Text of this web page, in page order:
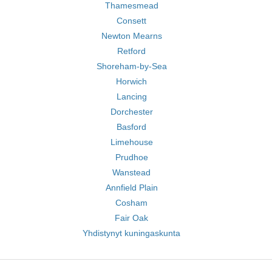
Thamesmead
Consett
Newton Mearns
Retford
Shoreham-by-Sea
Horwich
Lancing
Dorchester
Basford
Limehouse
Prudhoe
Wanstead
Annfield Plain
Cosham
Fair Oak
Yhdistynyt kuningaskunta